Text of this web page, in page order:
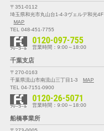
〒351-0112
埼玉県和光市丸山台1-4-3ヴェルデ和光4F
MAP
TEL 048-451-7755
0120-097-755
営業時間：9:00～18:00
千葉支店
〒270-0163
千葉県流山市南流山三丁目1-3
MAP
TEL 04-7151-0900
0120-26-5071
営業時間：9:00～18:00
船橋事業所